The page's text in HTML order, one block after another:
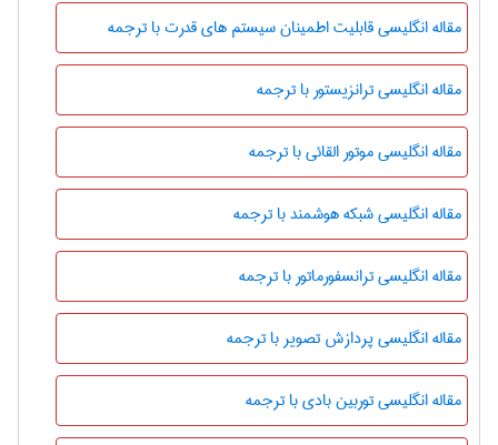
مقاله انگلیسی قابلیت اطمینان سیستم های قدرت با ترجمه
مقاله انگلیسی ترانزیستور با ترجمه
مقاله انگلیسی موتور القائی با ترجمه
مقاله انگلیسی شبکه هوشمند با ترجمه
مقاله انگلیسی ترانسفورماتور با ترجمه
مقاله انگلیسی پردازش تصویر با ترجمه
مقاله انگلیسی توربین بادی با ترجمه